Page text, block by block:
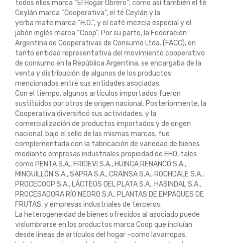
todos ellos marca “El Hogar Obrero”; como así también el té
Ceylán marca “Cooperativa”, el té Ceylán y la
yerba mate marca “H.O.”, y el café mezcla especial y el
jabón inglés marca “Coop”. Por su parte, la Federación
Argentina de Cooperativas de Consumo Ltda. (FACC), en
tanto entidad representativa del movimiento cooperativo
de consumo en la República Argentina, se encargaba de la
venta y distribución de algunos de los productos
mencionados entre sus entidades asociadas.
Con el tiempo, algunos artículos importados fueron
sustituidos por otros de origen nacional. Posteriormente, la
Cooperativa diversificó sus actividades, y la
comercialización de productos importados y de origen
nacional, bajo el sello de las mismas marcas, fue
complementada con la fabricación de variedad de bienes
mediante empresas industriales propiedad de EHO, tales
como PENTA S.A., FRIDEVI S.A., HUINCA RENANCÓ S.A.,
MINGUILLÓN S.A., SAPRA S.A., CRAINSA S.A., ROCHDALE S.A.,
PROCECOOP S.A., LÁCTEOS DEL PLATA S.A., HASINDAL S.A.,
PROCESADORA RÍO NEGRO S.A., PLANTAS DE EMPAQUES DE
FRUTAS, y empresas industriales de terceros.
La heterogeneidad de bienes ofrecidos al asociado puede
vislumbrarse en los productos marca Coop que incluían
desde líneas de artículos del hogar –como lavarropas,